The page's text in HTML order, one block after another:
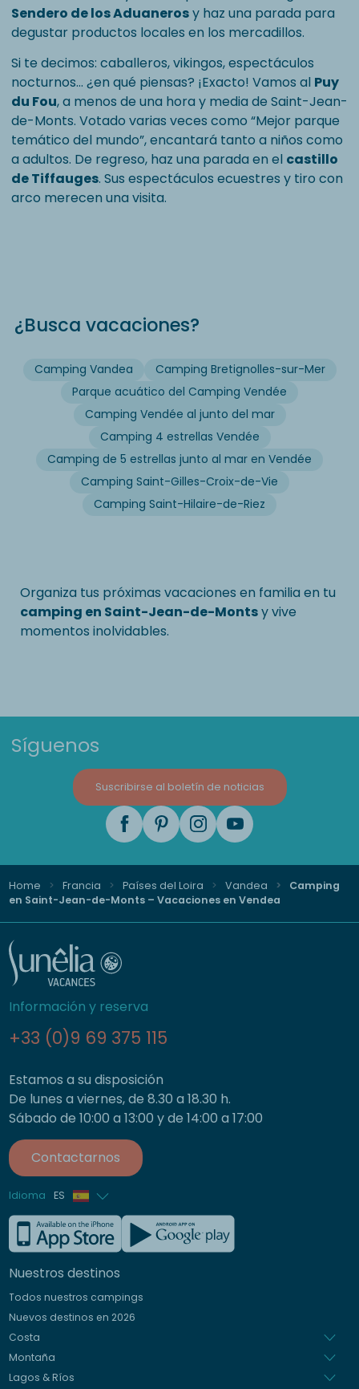
Sendero de los Aduanerosy haz una parada para
degustar productos locales en los mercadillos.
Si te decimos: caballeros, vikingos, espectáculos
nocturnos… ¿en qué piensas? ¡Exacto! Vamos al Puy
du Fou, a menos de una hora y media de Saint-Jean-
de-Monts. Votado varias veces como “Mejor parque
temático del mundo”, encantará tanto a niños como
a adultos. De regreso, haz una parada en el castillo
de Tiffauges. Sus espectáculos ecuestres y tiro con
arco merecen una visita.
¿Busca vacaciones?
Camping Vandea
Camping Bretignolles-sur-Mer
Parque acuático del Camping Vendée
Camping Vendée al junto del mar
Camping 4 estrellas Vendée
Camping de 5 estrellas junto al mar en Vendée
Camping Saint-Gilles-Croix-de-Vie
Camping Saint-Hilaire-de-Riez
Organiza tus próximas vacaciones en familia en tu
camping en Saint-Jean-de-Montsy vive
momentos inolvidables.
Síguenos
Suscribirse al boletín de noticias
Home Francia Países del Loira Vandea
Camping
en Saint-Jean-de-Monts – Vacaciones en Vendea
Información y reserva
+33 (0)9 69 375 115
Estamos a su disposición
De lunes a viernes, de 8.30 a 18.30 h.
Sábado de 10:00 a 13:00 y de 14:00 a 17:00
Contactarnos
Idioma ES
Francés
Inglés
Alemán
Nuestros destinos
Todos nuestros campings
Nuevos destinos en 2026
Costa
Montaña
Lagos & Ríos